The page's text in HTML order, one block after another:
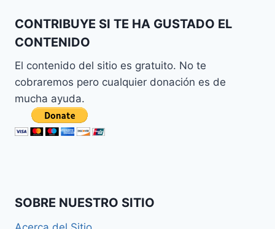
CONTRIBUYE SI TE HA GUSTADO EL
CONTENIDO
El contenido del sitio es gratuito. No te
cobraremos pero cualquier donación es de
mucha ayuda.
SOBRE NUESTRO SITIO